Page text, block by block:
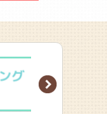
Next